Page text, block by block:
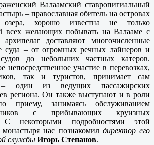
Валаамский ставропигиальный
– православная обитель на островах
озера, хорошо известна не только
желающих побывать на Валааме с
доставляют многочисленные
суда – от огромных речных лайнеров и
до небольших частных катеров.
непосредственное участие в перевозках,
так и туристов, принимает сам
– один из ведущих пассажирских
региона. Он также выступают и в роли
приему, занимаясь обслуживанием
с прибывающих круизных
С некоторыми подробностями этой
монастыря нас познакомил директор его
службы Игорь Степанов.